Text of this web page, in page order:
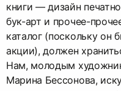
книги — дизайн
бук-арт и прочее-
каталог (поскольку он
акции), должен
Нам, молодым
Марина Бессонова,